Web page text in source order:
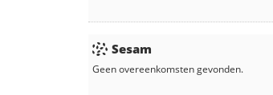
Sesam
Geen overeenkomsten gevonden.